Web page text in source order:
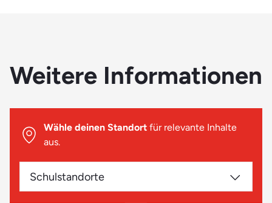
Weitere Informationen
Wähle deinen Standort für relevante Inhalte
aus.
Schulstandorte